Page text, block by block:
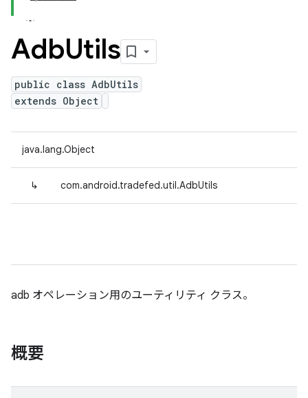
AdbUtils
public class AdbUtils
extends Object
java.lang.Object
↳ com.android.tradefed.util.AdbUtils
adb オペレーション用のユーティリティ クラス。
概要